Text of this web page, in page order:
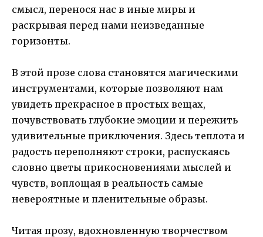
смысл, перенося нас в иные миры и
раскрывая перед нами неизведанные
горизонты.
В этой прозе слова становятся магическими
инструментами, которые позволяют нам
увидеть прекрасное в простых вещах,
почувствовать глубокие эмоции и пережить
удивительные приключения. Здесь теплота и
радость переполняют строки, распускаясь
словно цветы прикосновениями мыслей и
чувств, воплощая в реальность самые
невероятные и пленительные образы.
Читая прозу, вдохновленную творчеством